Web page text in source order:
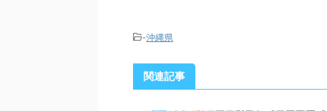
-沖縄県
関連記事